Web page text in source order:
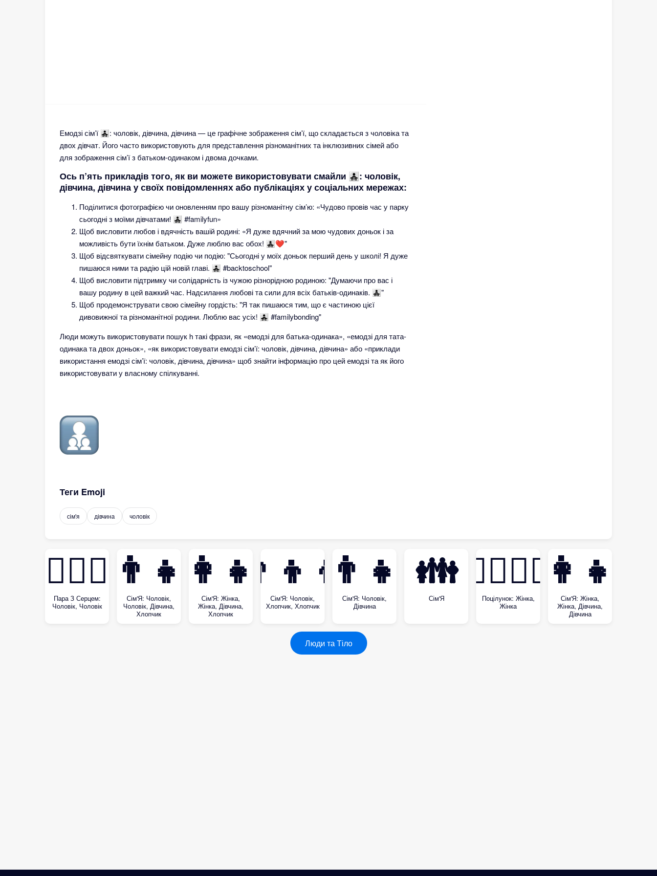
Емодзі сім’ї 👨‍👧‍👧: чоловік, дівчина, дівчина — це графічне зображення сім’ї, що складається з чоловіка та
двох дівчат. Його часто використовують для представлення різноманітних та інклюзивних сімей або
для зображення сім’ї з батьком-одинаком і двома дочками.
Ось п’ять прикладів того, як ви можете використовувати смайли 👨‍👧‍👧: чоловік,
дівчина, дівчина у своїх повідомленнях або публікаціях у соціальних мережах:
Поділитися фотографією чи оновленням про вашу різноманітну сім’ю: «Чудово провів час у парку
сьогодні з моїми дівчатами! 👨‍👧‍👧 #familyfun»
Щоб висловити любов і вдячність вашій родині: «Я дуже вдячний за мою чудових доньок і за
можливість бути їхнім батьком. Дуже люблю вас обох! 👨‍👧‍👧❤️"
Щоб відсвяткувати сімейну подію чи подію: "Сьогодні у моїх доньок перший день у школі! Я дуже
пишаюся ними та радію цій новій главі. 👨‍👧‍👧 #backtoschool"
Щоб висловити підтримку чи солідарність із чужою різнорідною родиною: "Думаючи про вас і
вашу родину в цей важкий час. Надсилання любові та сили для всіх батьків-одинаків. 👨‍👧‍👧"
Щоб продемонструвати свою сімейну гордість: "Я так пишаюся тим, що є частиною цієї
дивовижної та різноманітної родини. Люблю вас усіх! 👨‍👧‍👧 #familybonding"
Люди можуть використовувати пошук h такі фрази, як «емодзі для батька-одинака», «емодзі для тата-
одинака та двох доньок», «як використовувати емодзі сім’ї: чоловік, дівчина, дівчина» або «приклади
використання емодзі сім’ї: чоловік, дівчина, дівчина» щоб знайти інформацію про цей емодзі та як його
використовувати у власному спілкуванні.
Теги Emoji
сім'я дівчина чоловік
👨‍❤️‍👨
Пара З Серцем:
Чоловік, Чоловік
👨‍👨‍👧‍👦
Сім'Я: Чоловік,
Чоловік, Дівчина,
Хлопчик
👩‍👩‍👧‍👦
Сім'Я: Жінка,
Жінка, Дівчина,
Хлопчик
👨‍👦‍👦
Сім'Я: Чоловік,
Хлопчик, Хлопчик
👨‍👧
Сім'Я: Чоловік,
Дівчина
👪
Сім'Я
👩‍❤️‍💋‍👩
Поцілунок: Жінка,
Жінка
👩‍👩‍👧‍👧
Сім'Я: Жінка,
Жінка, Дівчина,
Дівчина
Люди та Тіло